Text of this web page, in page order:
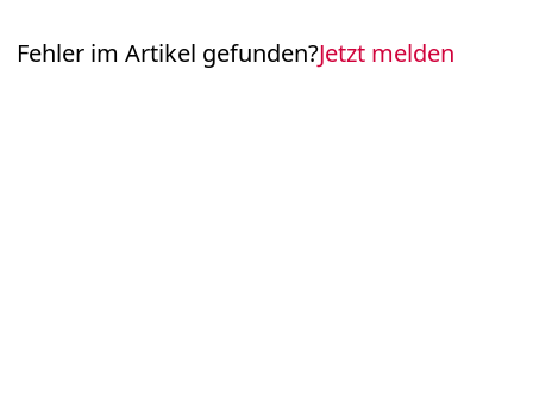
Fehler im Artikel gefunden?Jetzt melden